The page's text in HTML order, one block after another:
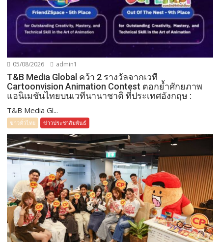
05/08/2026 admin1
T&B Media Global คว้า 2 รางวัลจากเวที
Cartoonvision Animation Contest ตอกย้ำศักยภาพ
แอนิเมชันไทยบนเวทีนานาชาติ ที่ประเทศอังกฤษ :
T&B Media Gl...
ข่าวทั่วไทย ข่าวประชาสัมพันธ์